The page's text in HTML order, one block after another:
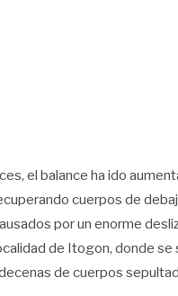
el balance ha ido
cuerpos de
por un enorme
de Itogon, donde se
de cuerpos